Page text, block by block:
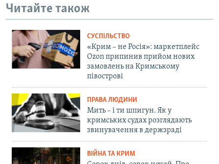
Читайте також
СУСПІЛЬСТВО
«Крим – не Росія»: маркетплейс
Ozon припинив прийом нових
замовлень на Кримському
півострові
ПРАВА ЛЮДИНИ
Мить – і ти шпигун. Як у
кримських судах розглядають
звинувачення в держзраді
ВІЙНА ТА КРИМ